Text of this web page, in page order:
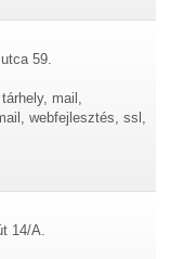
59.
mail,
webfejlesztés, ssl,
14/A.